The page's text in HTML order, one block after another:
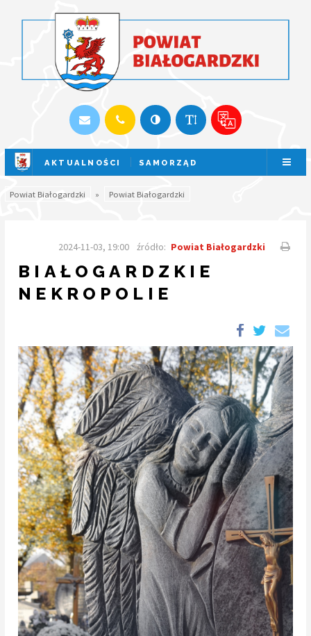
AKTUALNOŚCI SAMORZĄD
Powiat Białogardzki » Powiat Białogardzki
2024-11-03, 19:00 źródło: Powiat Białogardzki
BIAŁOGARDZKIE
NEKROPOLIE